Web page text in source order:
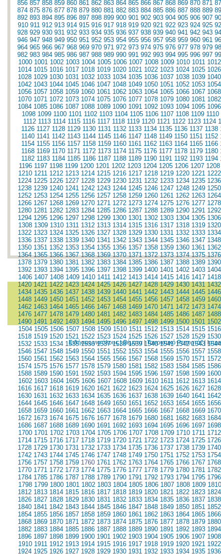
856 857 858 859 860 861 862 863 864 865 866 867 868 869 870 871
874 875 876 877 878 879 880 881 882 883 884 885 886 887 888 889
892 893 894 895 896 897 898 899 900 901 902 903 904 905 906 907
910 911 912 913 914 915 916 917 918 919 920 921 922 923 924 925
928 929 930 931 932 933 934 935 936 937 938 939 940 941 942 943
946 947 948 949 950 951 952 953 954 955 956 957 958 959 960 961
964 965 966 967 968 969 970 971 972 973 974 975 976 977 978 979
982 983 984 985 986 987 988 989 990 991 992 993 994 995 996 997
1000 1001 1002 1003 1004 1005 1006 1007 1008 1009 1010 1011 1012
1014 1015 1016 1017 1018 1019 1020 1021 1022 1023 1024 1025 1026
1028 1029 1030 1031 1032 1033 1034 1035 1036 1037 1038 1039 1040
1042 1043 1044 1045 1046 1047 1048 1049 1050 1051 1052 1053 1054
1056 1057 1058 1059 1060 1061 1062 1063 1064 1065 1066 1067 1068
1070 1071 1072 1073 1074 1075 1076 1077 1078 1079 1080 1081 1082
1084 1085 1086 1087 1088 1089 1090 1091 1092 1093 1094 1095 1096
1098 1099 1100 1101 1102 1103 1104 1105 1106 1107 1108 1109 1110
1112 1113 1114 1115 1116 1117 1118 1119 1120 1121 1122 1123 1124
1126 1127 1128 1129 1130 1131 1132 1133 1134 1135 1136 1137 1138
1140 1141 1142 1143 1144 1145 1146 1147 1148 1149 1150 1151 1152
1154 1155 1156 1157 1158 1159 1160 1161 1162 1163 1164 1165 1166
1168 1169 1170 1171 1172 1173 1174 1175 1176 1177 1178 1179 1180
1182 1183 1184 1185 1186 1187 1188 1189 1190 1191 1192 1193 1194
1196 1197 1198 1199 1200 1201 1202 1203 1204 1205 1206 1207 1208
1210 1211 1212 1213 1214 1215 1216 1217 1218 1219 1220 1221 1222
1224 1225 1226 1227 1228 1229 1230 1231 1232 1233 1234 1235 1236
1238 1239 1240 1241 1242 1243 1244 1245 1246 1247 1248 1249 1250
1252 1253 1254 1255 1256 1257 1258 1259 1260 1261 1262 1263 1264
1266 1267 1268 1269 1270 1271 1272 1273 1274 1275 1276 1277 1278
1280 1281 1282 1283 1284 1285 1286 1287 1288 1289 1290 1291 1292
1294 1295 1296 1297 1298 1299 1300 1301 1302 1303 1304 1305 1306
1308 1309 1310 1311 1312 1313 1314 1315 1316 1317 1318 1319 1320
1322 1323 1324 1325 1326 1327 1328 1329 1330 1331 1332 1333 1334
1336 1337 1338 1339 1340 1341 1342 1343 1344 1345 1346 1347 1348
1350 1351 1352 1353 1354 1355 1356 1357 1358 1359 1360 1361 1362
1364 1365 1366 1367 1368 1369 1370 1371 1372 1373 1374 1375 1376
1378 1379 1380 1381 1382 1383 1384 1385 1386 1387 1388 1389 1390
1392 1393 1394 1395 1396 1397 1398 1399 1400 1401 1402 1403 1404
1406 1407 1408 1409 1410 1411 1412 1413 1414 1415 1416 1417 1418
1420 1421 1422 1423 1424 1425 1426 1427 1428 1429 1430 1431 1432
1434 1435 1436 1437 1438 1439 1440 1441 1442 1443 1444 1445 1446
1448 1449 1450 1451 1452 1453 1454 1455 1456 1457 1458 1459 1460
1462 1463 1464 1465 1466 1467 1468 1469 1470 1471 1472 1473 1474
1476 1477 1478 1479 1480 1481 1482 1483 1484 1485 1486 1487 1488
1490 1491 1492 1493 1494 1495 1496 1497 1498 1499 1500 1501 1502
1504 1505 1506 1507 1508 1509 1510 1511 1512 1513 1514 1515 1516
1518 1519 1520 1521 1522 1523 1524 1525 1526 1527 1528 1529 1530
1532 1533 1534 1535 1536 1537 1538 1539 1540 1541 1542 1543 1544
1546 1547 1548 1549 1550 1551 1552 1553 1554 1555 1556 1557 1558
1560 1561 1562 1563 1564 1565 1566 1567 1568 1569 1570 1571 1572
1574 1575 1576 1577 1578 1579 1580 1581 1582 1583 1584 1585 1586
1588 1589 1590 1591 1592 1593 1594 1595 1596 1597 1598 1599 1600
1602 1603 1604 1605 1606 1607 1608 1609 1610 1611 1612 1613 1614
1616 1617 1618 1619 1620 1621 1622 1623 1624 1625 1626 1627 1628
1630 1631 1632 1633 1634 1635 1636 1637 1638 1639 1640 1641 1642
1644 1645 1646 1647 1648 1649 1650 1651 1652 1653 1654 1655 1656
1658 1659 1660 1661 1662 1663 1664 1665 1666 1667 1668 1669 1670
1672 1673 1674 1675 1676 1677 1678 1679 1680 1681 1682 1683 1684
1686 1687 1688 1689 1690 1691 1692 1693 1694 1695 1696 1697 1698
1700 1701 1702 1703 1704 1705 1706 1707 1708 1709 1710 1711 1712
1714 1715 1716 1717 1718 1719 1720 1721 1722 1723 1724 1725 1726
1728 1729 1730 1731 1732 1733 1734 1735 1736 1737 1738 1739 1740
1742 1743 1744 1745 1746 1747 1748 1749 1750 1751 1752 1753 1754
1756 1757 1758 1759 1760 1761 1762 1763 1764 1765 1766 1767 1768
1770 1771 1772 1773 1774 1775 1776 1777 1778 1779 1780 1781 1782
1784 1785 1786 1787 1788 1789 1790 1791 1792 1793 1794 1795 1796
1798 1799 1800 1801 1802 1803 1804 1805 1806 1807 1808 1809 1810
1812 1813 1814 1815 1816 1817 1818 1819 1820 1821 1822 1823 1824
1826 1827 1828 1829 1830 1831 1832 1833 1834 1835 1836 1837 1838
1840 1841 1842 1843 1844 1845 1846 1847 1848 1849 1850 1851 1852
1854 1855 1856 1857 1858 1859 1860 1861 1862 1863 1864 1865 1866
1868 1869 1870 1871 1872 1873 1874 1875 1876 1877 1878 1879 1880
1882 1883 1884 1885 1886 1887 1888 1889 1890 1891 1892 1893 1894
1896 1897 1898 1899 1900 1901 1902 1903 1904 1905 1906 1907 1908
1910 1911 1912 1913 1914 1915 1916 1917 1918 1919 1920 1921 1922
1924 1925 1926 1927 1928 1929 1930 1931 1932 1933 1934 1935 1936
Ειδήσεις για όλους|Θέματα|Τουριστικό Ρεπορτάζ|